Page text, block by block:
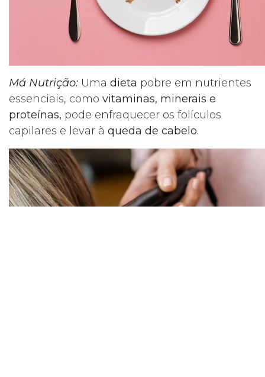
Má Nutrição: Uma dieta pobre em nutrientes
essenciais, como vitaminas, minerais e
proteínas, pode enfraquecer os folículos
capilares e levar à queda de cabelo.